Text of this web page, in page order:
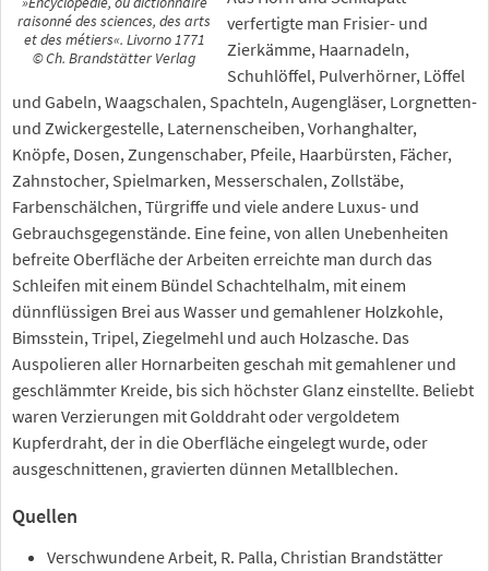
raisonné des sciences, des arts
et des métiers«. Livorno 1771
© Ch. Brandstätter Verlag
verfertigte man Frisier- und
Zierkämme, Haarnadeln,
Schuhlöffel, Pulverhörner, Löffel
und Gabeln, Waagschalen, Spachteln, Augengläser, Lorgnetten-
und Zwickergestelle, Laternenscheiben, Vorhanghalter,
Knöpfe, Dosen, Zungenschaber, Pfeile, Haarbürsten, Fächer,
Zahnstocher, Spielmarken, Messerschalen, Zollstäbe,
Farbenschälchen, Türgriffe und viele andere Luxus- und
Gebrauchsgegenstände. Eine feine, von allen Unebenheiten
befreite Oberfläche der Arbeiten erreichte man durch das
Schleifen mit einem Bündel Schachtelhalm, mit einem
dünnflüssigen Brei aus Wasser und gemahlener Holzkohle,
Bimsstein, Tripel, Ziegelmehl und auch Holzasche. Das
Auspolieren aller Hornarbeiten geschah mit gemahlener und
geschlämmter Kreide, bis sich höchster Glanz einstellte. Beliebt
waren Verzierungen mit Golddraht oder vergoldetem
Kupferdraht, der in die Oberfläche eingelegt wurde, oder
ausgeschnittenen, gravierten dünnen Metallblechen.
Quellen
Verschwundene Arbeit, R. Palla, Christian Brandstätter